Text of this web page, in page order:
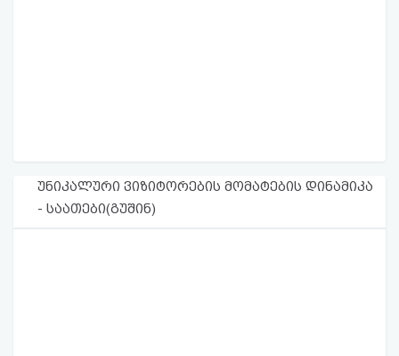
უნიკალური ვიზიტორების მომატების დინამიკა
- საათები(გუშინ)